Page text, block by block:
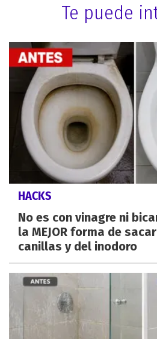
Te puede
HACKS
No es con vinagre ni
la MEJOR forma de
canillas y del inodoro